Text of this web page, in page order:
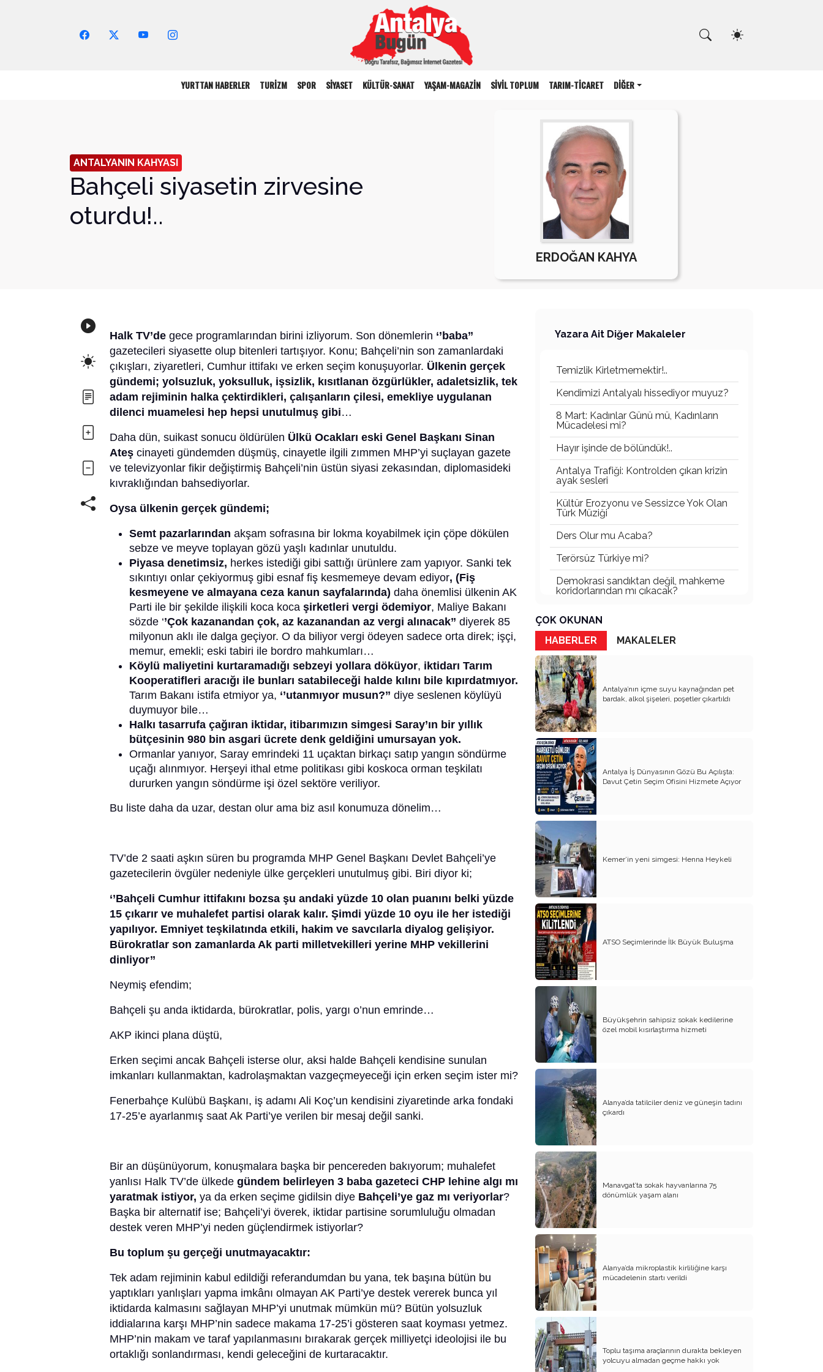
YURTTAN HABERLER TURİZM SPOR SİYASET KÜLTÜR-SANAT YAŞAM-MAGAZİN SİVİL TOPLUM TARIM-TİCARET DİĞER
ANTALYANIN KAHYASI
Bahçeli siyasetin zirvesine
oturdu!..
ERDOĞAN KAHYA
Halk TV’de gece programlarından birini izliyorum. Son dönemlerin ‘’baba’’
gazetecileri siyasette olup bitenleri tartışıyor. Konu; Bahçeli’nin son zamanlardaki
çıkışları, ziyaretleri, Cumhur ittifakı ve erken seçim konuşuyorlar. Ülkenin gerçek
gündemi; yolsuzluk, yoksulluk, işsizlik, kısıtlanan özgürlükler, adaletsizlik, tek
adam rejiminin halka çektirdikleri, çalışanların çilesi, emekliye uygulanan
dilenci muamelesi hep hepsi unutulmuş gibi…
Daha dün, suikast sonucu öldürülen Ülkü Ocakları eski Genel Başkanı Sinan
Ateş cinayeti gündemden düşmüş, cinayetle ilgili zımmen MHP’yi suçlayan gazete
ve televizyonlar fikir değiştirmiş Bahçeli’nin üstün siyasi zekasından, diplomasideki
kıvraklığından bahsediyorlar.
Oysa ülkenin gerçek gündemi;
­Semt pazarlarından akşam sofrasına bir lokma koyabilmek için çöpe dökülen
sebze ve meyve toplayan gözü yaşlı kadınlar unutuldu.
Piyasa denetimsiz, herkes istediği gibi sattığı ürünlere zam yapıyor. Sanki tek
sıkıntıyı onlar çekiyormuş gibi esnaf fiş kesmemeye devam ediyor, (Fiş
kesmeyene ve almayana ceza kanun sayfalarında) daha önemlisi ülkenin AK
Parti ile bir şekilde ilişkili koca koca şirketleri vergi ödemiyor, Maliye Bakanı
sözde ‘’Çok kazanandan çok, az kazanandan az vergi alınacak’’ diyerek 85
milyonun aklı ile dalga geçiyor. O da biliyor vergi ödeyen sadece orta direk; işçi,
memur, emekli; eski tabiri ile bordro mahkumları…
Köylü maliyetini kurtaramadığı sebzeyi yollara döküyor, iktidarı Tarım
Kooperatifleri aracığı ile bunları satabileceği halde kılını bile kıpırdatmıyor.
Tarım Bakanı istifa etmiyor ya, ‘’utanmıyor musun?’’ diye seslenen köylüyü
duymuyor bile…
Halkı tasarrufa çağıran iktidar, itibarımızın simgesi Saray’ın bir yıllık
bütçesinin 980 bin asgari ücrete denk geldiğini umursayan yok.
Ormanlar yanıyor, Saray emrindeki 11 uçaktan birkaçı satıp yangın söndürme
uçağı alınmıyor. Herşeyi ithal etme politikası gibi koskoca orman teşkilatı
dururken yangın söndürme işi özel sektöre veriliyor.
Bu liste daha da uzar, destan olur ama biz asıl konumuza dönelim…
TV’de 2 saati aşkın süren bu programda MHP Genel Başkanı Devlet Bahçeli’ye
gazetecilerin övgüler nedeniyle ülke gerçekleri unutulmuş gibi. Biri diyor ki;
‘’Bahçeli Cumhur ittifakını bozsa şu andaki yüzde 10 olan puanını belki yüzde
15 çıkarır ve muhalefet partisi olarak kalır. Şimdi yüzde 10 oyu ile her istediği
yapılıyor. Emniyet teşkilatında etkili, hakim ve savcılarla diyalog gelişiyor.
Bürokratlar son zamanlarda Ak parti milletvekilleri yerine MHP vekillerini
dinliyor’’
Neymiş efendim;
Bahçeli şu anda iktidarda, bürokratlar, polis, yargı o’nun emrinde…
AKP ikinci plana düştü,
Erken seçimi ancak Bahçeli isterse olur, aksi halde Bahçeli kendisine sunulan
imkanları kullanmaktan, kadrolaşmaktan vazgeçmeyeceği için erken seçim ister mi?
Fenerbahçe Kulübü Başkanı, iş adamı Ali Koç’un kendisini ziyaretinde arka fondaki
17-25’e ayarlanmış saat Ak Parti’ye verilen bir mesaj değil sanki.
Bir an düşünüyorum, konuşmalara başka bir pencereden bakıyorum; muhalefet
yanlısı Halk TV’de ülkede gündem belirleyen 3 baba gazeteci CHP lehine algı mı
yaratmak istiyor, ya da erken seçime gidilsin diye Bahçeli’ye gaz mı veriyorlar?
Başka bir alternatif ise; Bahçeli’yi överek, iktidar partisine sorumluluğu olmadan
destek veren MHP’yi neden güçlendirmek istiyorlar?
Bu toplum şu gerçeği unutmayacaktır:
Tek adam rejiminin kabul edildiği referandumdan bu yana, tek başına bütün bu
yaptıkları yanlışları yapma imkânı olmayan AK Parti’ye destek vererek bunca yıl
iktidarda kalmasını sağlayan MHP’yi unutmak mümkün mü? Bütün yolsuzluk
iddialarına karşı MHP’nin sadece makama 17-25’i gösteren saat koyması yetmez.
MHP’nin makam ve taraf yapılanmasını bırakarak gerçek milliyetçi ideolojisi ile bu
ortaklığı sonlandırması, kendi geleceğini de kurtaracaktır.
Yazara Ait Diğer Makaleler
Temizlik Kirletmemektir!..
Kendimizi Antalyalı hissediyor muyuz?
8 Mart: Kadınlar Günü mü, Kadınların
Mücadelesi mi?
Hayır işinde de bölündük!..
Antalya Trafiği: Kontrolden çıkan krizin
ayak sesleri
Kültür Erozyonu ve Sessizce Yok Olan
Türk Müziği
Ders Olur mu Acaba?
Terörsüz Türkiye mi?
Demokrasi sandıktan değil, mahkeme
koridorlarından mı çıkacak?
Gazetecinin kaderi!..
Turizmde Herşey Dahil Sistemi
tartışılmalı
MB Başkanı ve Şimşek’e
Padişahın Vergi Deneyi!..
Erdoğan ve Özel’e açık mektup!..
Artık yeter!.. Başka Antalya yok!..
Milli Eğitim cemaatlere mi teslim
ediliyor?
Liyakatın Gözyaşları!..
Milletin gerçek vekili misiniz?
Bungalov Turizmini sevmeyen Turizm
Bakanı!..
İş adamına bu yakışır!..
Basın Özgürlüğü- Özgür basın
''Mesut Kocagöz yalnız değildir!..''
Satılacak arazi kalmadı, yaya yolunu
göz diktiler
Kime oy vermeliyiz?..
Var mı alan; 5 daire fiyatına Şeker
Fabrikası
İşte yeni-özlenen CHP
Denetimsiz Zamlar ve Vergi Kaçakçılığı
Torosların evladı, köylü çocuğu Böcek…
Atalay olayı; yargıyı yönetenlerin
darbesidir!..
CHP’de ne değişti?
Eğitim Sisteminde Sorunlar ve Çözüm
Önerileri
Cumhuriyet’in 100. Yılı ve AB İlişkileri
Şehitler üzerinden siyaset!..
Belediye Başkanı'na Neden Oy
Vermeliyim?
AKP'nin Mülteci Politikası ve
şehitlerimiz!..
Geleceğimize biz karar verelim!..
Kamacı’nın resti!.. İYİ Parti’nin kararı
Emine öğretmenim; Atatürk sizlere
güvendi!..
Açıkça söyleyin ‘’Cumhuriyete
ÇOK OKUNAN
HABERLER
MAKALELER
Antalya’nın içme suyu kaynağından pet
bardak, alkol şişeleri, poşetler çıkartıldı
Antalya İş Dünyasının Gözü Bu Açılışta:
Davut Çetin Seçim Ofisini Hizmete Açıyor
Kemer’in yeni simgesi: Henna Heykeli
ATSO Seçimlerinde İlk Büyük Buluşma
Büyükşehrin sahipsiz sokak kedilerine
özel mobil kısırlaştırma hizmeti
Alanya’da tatilciler deniz ve güneşin tadını
çıkardı
Manavgat’ta sokak hayvanlarına 75
dönümlük yaşam alanı
Alanya’da mikroplastik kirliliğine karşı
mücadelenin startı verildi
Toplu taşıma araçlarının durakta bekleyen
yolcuyu almadan geçme hakkı yok
Arama Yap!